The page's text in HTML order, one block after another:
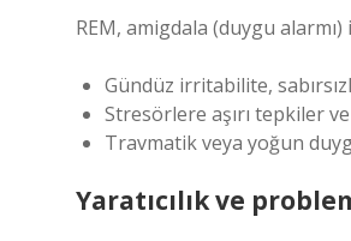
REM, amigdala (duygu
Gündüz irritabilite,
Stresörlere aşırı tepkiler
Travmatik veya yoğun
Yaratıcılık ve